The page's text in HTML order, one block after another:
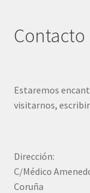
Contacto
Estaremos
visitarnos,
Dirección:
C/Médico
Coruña